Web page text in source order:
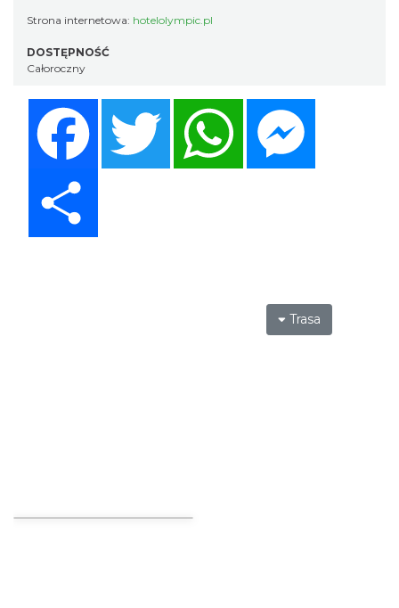
Strona internetowa: hotelolympic.pl
DOSTĘPNOŚĆ
Całoroczny
Twitter WhatsApp
Trasa